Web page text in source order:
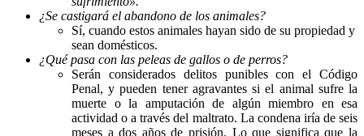
¿Se castigará el abandono de los animales?
Sí, cuando estos animales hayan sido de su propiedad y
sean domésticos.
¿Qué pasa con las peleas de gallos o de perros?
Serán considerados delitos punibles con el Código
Penal, y pueden tener agravantes si el animal sufre la
muerte o la amputación de algún miembro en esa
actividad o a través del maltrato. La condena iría de seis
meses a dos años de prisión. Lo que significa que la